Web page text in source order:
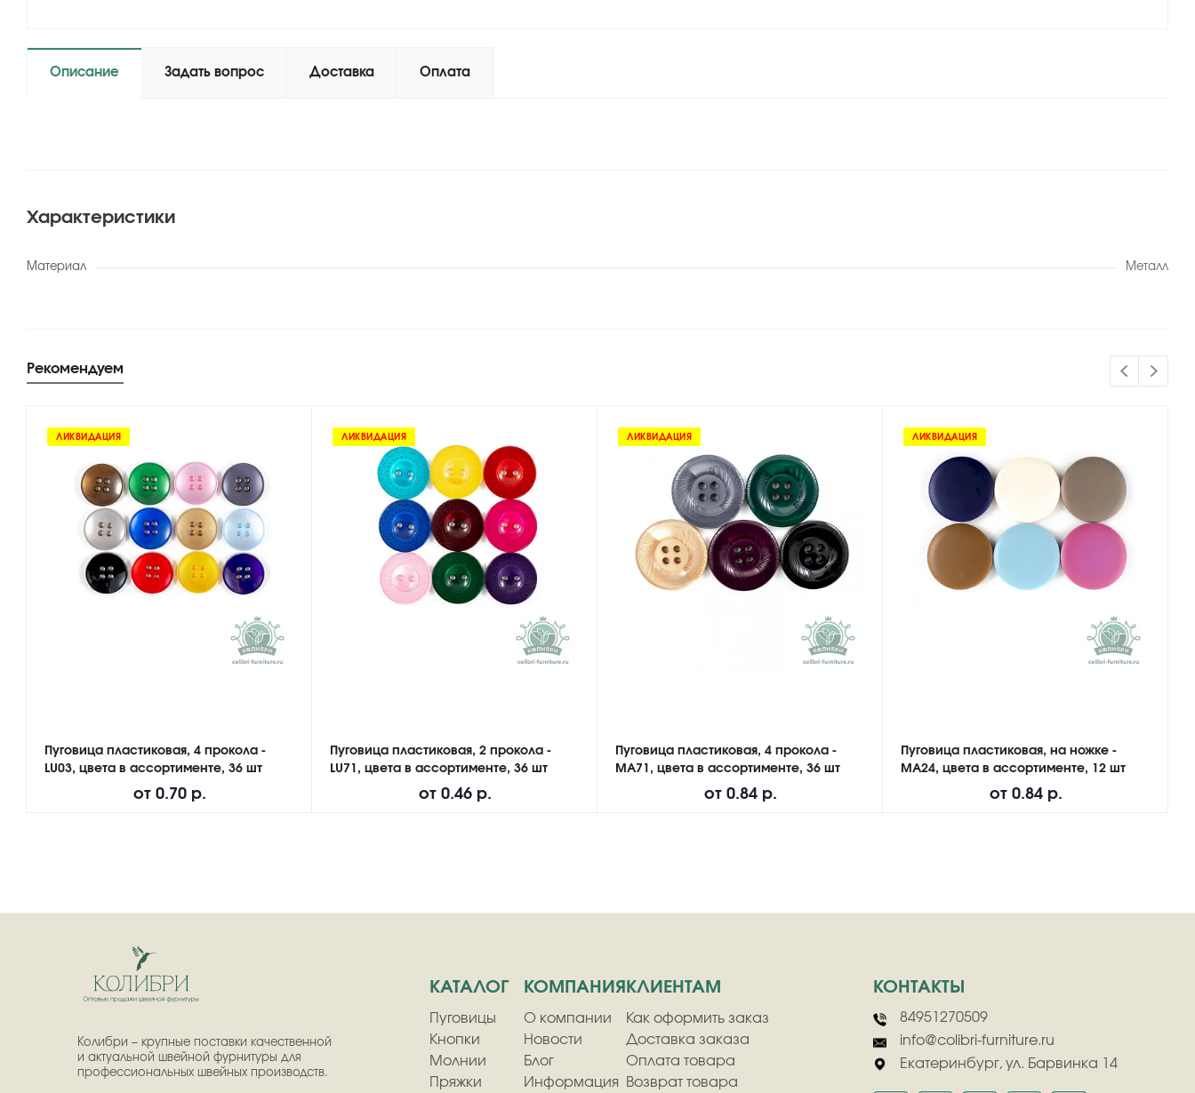
Описание Задать вопрос Доставка Оплата
Характеристики
Материал Металл
Рекомендуем
ЛИКВИДАЦИЯ
Пуговица пластиковая, 4 прокола -
LU03, цвета в ассортименте, 36 шт
от 0.70 р.
ЛИКВИДАЦИЯ
Пуговица пластиковая, 2 прокола -
LU71, цвета в ассортименте, 36 шт
от 0.46 р.
ЛИКВИДАЦИЯ
Пуговица пластиковая, 4 прокола -
MA71, цвета в ассортименте, 36 шт
от 0.84 р.
ЛИКВИДАЦИЯ
Пуговица пластиковая, на ножке -
MA24, цвета в ассортименте, 12 шт
от 0.84 р.
Колибри – крупные поставки качественной
и актуальной швейной фурнитуры для
профессиональных швейных производств.
КАТАЛОГ
Пуговицы
Кнопки
Молнии
Пряжки
КОМПАНИЯ
О компании
Новости
Блог
Информация
КЛИЕНТАМ
Как оформить заказ
Доставка заказа
Оплата товара
Возврат товара
КОНТАКТЫ
84951270509
info@colibri-furniture.ru
Екатеринбург, ул. Барвинка 14